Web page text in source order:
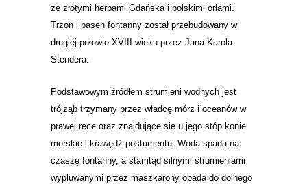
ze złotymi herbami Gdańska i polskimi orłami.
Trzon i basen fontanny został przebudowany w
drugiej połowie XVIII wieku przez Jana Karola
Stendera.
Podstawowym źródłem strumieni wodnych jest
trójząb trzymany przez władcę mórz i oceanów w
prawej ręce oraz znajdujące się u jego stóp konie
morskie i krawędź postumentu. Woda spada na
czaszę fontanny, a stamtąd silnymi strumieniami
wypluwanymi przez maszkarony opada do dolnego